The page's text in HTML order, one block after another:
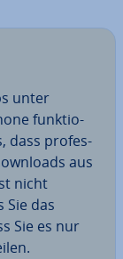
unter
funk­tio­
dass pro­fes­
aus
nicht
Sie das
Sie es nur